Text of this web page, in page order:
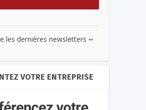
les dernières newsletters ...
VOTRE ENTREPRISE